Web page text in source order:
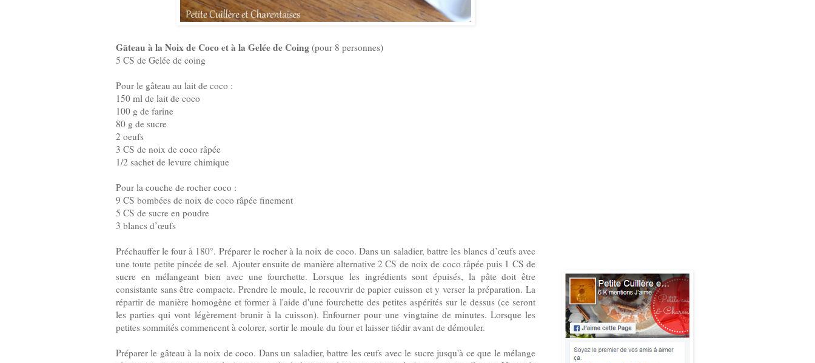
Gâteau à la Noix de Coco et à la Gelée de Coing (pour 8 personnes)
5 CS de Gelée de coing
Pour le gâteau au lait de coco :
150 ml de lait de coco
100 g de farine
80 g de sucre
2 oeufs
3 CS de noix de coco râpée
1/2 sachet de levure chimique
Pour la couche de rocher coco :
9 CS bombées de noix de coco râpée finement
5 CS de sucre en poudre
3 blancs d’œufs
Préchauffer le four à 180°. Préparer le rocher à la noix de coco. Dans un saladier, battre les blancs d’œufs avec
une toute petite pincée de sel. Ajouter ensuite de manière alternative 2 CS de noix de coco râpée puis 1 CS de
sucre en mélangeant bien avec une fourchette. Lorsque les ingrédients sont épuisés, la pâte doit être
consistante sans être compacte. Prendre le moule, le recouvrir de papier cuisson et y verser la préparation. La
répartir de manière homogène et former à l'aide d'une fourchette des petites aspérités sur le dessus (ce seront
les parties qui vont légèrement brunir à la cuisson). Enfourner pour une vingtaine de minutes. Lorsque les
petites sommités commencent à colorer, sortir le moule du four et laisser tiédir avant de démouler.
Préparer le gâteau à la noix de coco. Dans un saladier, battre les œufs avec le sucre jusqu'à ce que le mélange